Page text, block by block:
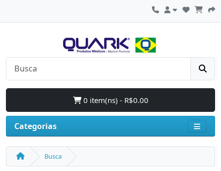
0 item(ns) - R$0.00
Categorias
Busca